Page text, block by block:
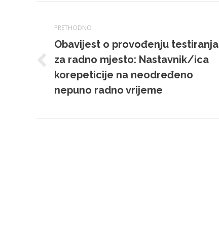
PRETHODNO
Prethodna
objava:
Obavijest o provođenju testiranja
za radno mjesto: Nastavnik/ica
korepeticije na neodređeno
nepuno radno vrijeme